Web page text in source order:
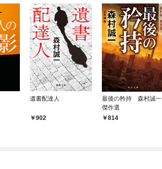
遺書配達人
902
最後の矜持 森村誠一
傑作選
814